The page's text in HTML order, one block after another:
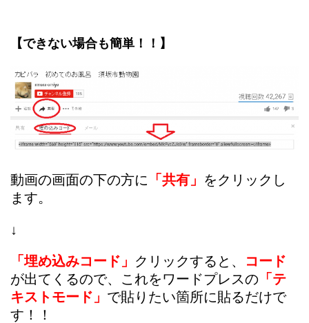
【できない場合も簡単！！】
動画の画面の下の方に 「共有」 をクリックし
ます。
↓
「埋め込みコード」 クリックすると、
コード
が出てくるので、これをワードプレスの 「テ
キストモード」 で貼りたい箇所に貼るだけで
す！！